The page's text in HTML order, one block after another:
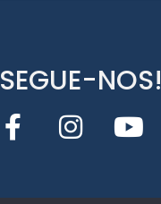
SEGUE-NOS!